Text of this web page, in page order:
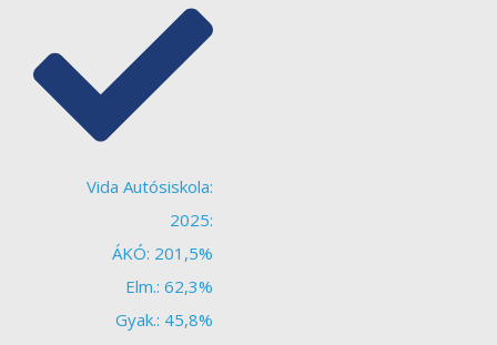
Vida Autósiskola:
2025:
ÁKÓ: 201,5%
Elm.: 62,3%
Gyak.: 45,8%